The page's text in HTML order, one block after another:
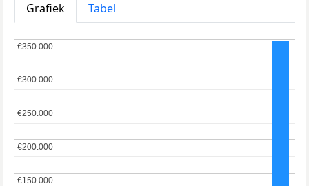
Grafiek
Tabel
€150.000
€150.000
€200.000
€200.000
€250.000
€250.000
€300.000
€300.000
€350.000
€350.000